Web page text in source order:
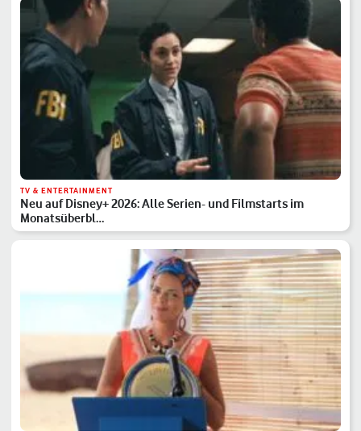
TV & ENTERTAINMENT
Neu auf Disney+ 2026: Alle Serien- und Filmstarts im
Monatsüberbl…